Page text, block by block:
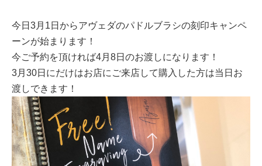
今日3月1日からアヴェダのパドルブラシの刻印キャンペ
ーンが始まります！
今ご予約を頂ければ4月8日のお渡しになります！
3月30日にだけはお店にご来店して購入した方は当日お
渡しできます！